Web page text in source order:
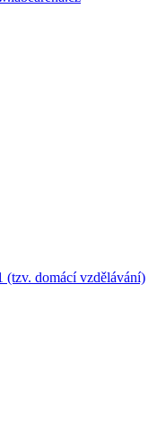
domácí vzdělávání)